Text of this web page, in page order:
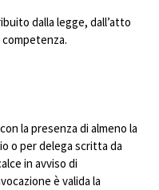
dalla legge, dall’atto
la presenza di almeno la
o per delega scritta da
in avviso di
è valida la